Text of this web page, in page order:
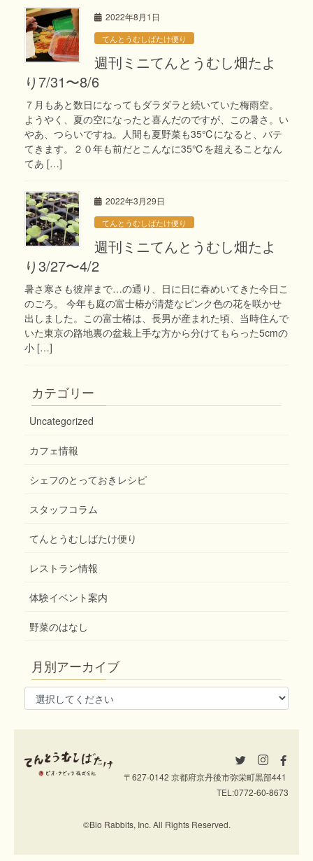
2022年8月1日
てんとうむしばたけ便り
週刊ミニてんとうむし畑たよ
り7/31〜8/6
７月もあと数日になってもダラダラと続いていた梅雨空。
ようやく、夏の空になったと喜んだのですが、この暑さ。い
やあ、つらいですね。人間も夏野菜も35℃になると、バテ
てきます。２０年も前だとこんなに35℃を超えることなん
てあ […]
2022年3月29日
てんとうむしばたけ便り
週刊ミニてんとうむし畑たよ
り3/27〜4/2
暑さ寒さも彼岸まで…の通り、日に日に春めいてきた今日こ
のごろ。 今年も庭の富士椿が清楚なピンク色の花を咲かせ
出しました。この富士椿は、長男が産まれた頃、当時住んで
いた東京の路地裏の盆栽上手な方から分けてもらった5cmの
小 […]
カテゴリー
Uncategorized
カフェ情報
シェフのとっておきレシピ
スタッフコラム
てんとうむしばたけ便り
レストラン情報
体験イベント案内
野菜のはなし
月別アーカイブ
〒627-0142 京都府京丹後市弥栄町黒部441
TEL:0772-60-8673
©Bio Rabbits, Inc. All Rights Reserved.